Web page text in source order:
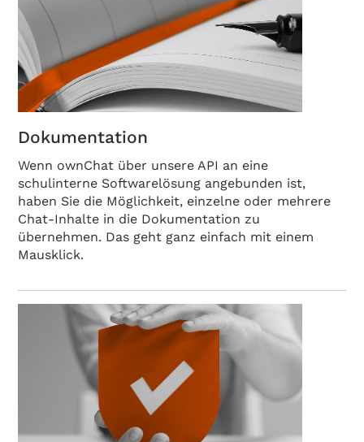
Dokumentation
Wenn ownChat über unsere API an eine
schulinterne Softwarelösung angebunden ist,
haben Sie die Möglichkeit, einzelne oder mehrere
Chat-Inhalte in die Dokumentation zu
übernehmen. Das geht ganz einfach mit einem
Mausklick.